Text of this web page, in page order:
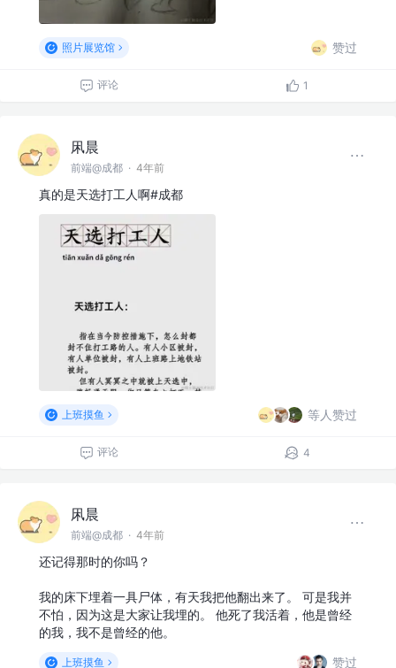
照片展览馆 赞过
评论 1
凩晨
前端@成都 · 4年前
真的是天选打工人啊#成都
上班摸鱼 等人赞过
评论 4
凩晨
前端@成都 · 4年前
还记得那时的你吗？
我的床下埋着一具尸体，有天我把他翻出来了。 可是我并
不怕，因为这是大家让我埋的。 他死了我活着，他是曾经
的我，我不是曾经的他。
上班摸鱼 赞过